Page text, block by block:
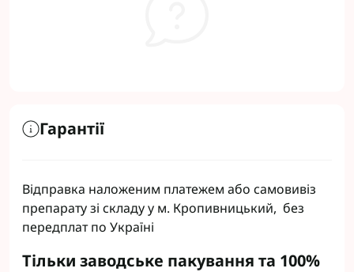
Гарантії
Відправка наложеним платежем або самовивіз
препарату зі складу у м. Кропивницький, без
передплат по Україні
Тільки заводське пакування та 100%